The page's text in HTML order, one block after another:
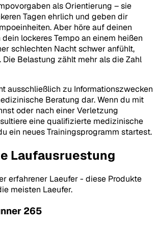
als Orientierung – sie
Tagen ehrlich und geben dir
Aber höre auf deinen
dein lockeres Tempo an einem heißen
schlechten Nacht schwer anfühlt,
Die Belastung zählt mehr als die Zahl
ausschließlich zu Informationszwecken
Beratung dar. Wenn du mit
oder nach einer Verletzung
eine qualifizierte medizinische
ein neues Trainingsprogramm startest.
Laufausruestung
erfahrener Laeufer - diese Produkte
meisten Laeufer.
265